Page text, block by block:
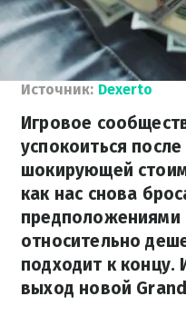
Источник: Dexerto
Игровое
успокоиться
шокирующей
как нас снова
предположениями
относительно
подходит к концу.
выход новой